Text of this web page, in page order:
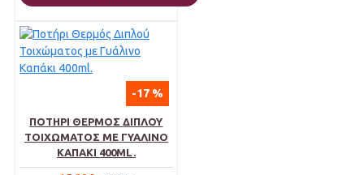
-17 %
ΠΟΤΉΡΙ ΘΕΡΜΌΣ ΔΙΠΛΟΎ
ΤΟΙΧΏΜΑΤΟΣ ΜΕ ΓΥΆΛΙΝΟ
ΚΑΠΆΚΙ 400ML.